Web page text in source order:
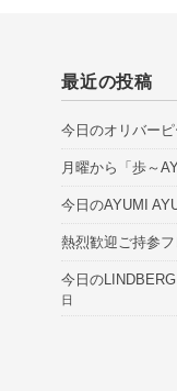
最近の投稿
今日のオリバー
月曜から「歩～
今日のAYUMI
熱烈歓迎ご持参
今日の
日